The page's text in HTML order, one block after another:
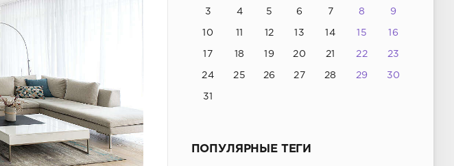
3 4 5 6 7 8 9
10 11 12 13 14 15 16
17 18 19 20 21 22 23
24 25 26 27 28 29 30
31
ПОПУЛЯРНЫЕ ТЕГИ